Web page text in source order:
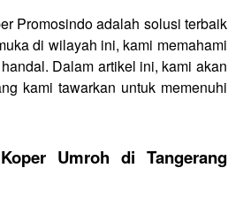
Promosindo adalah solusi terbaik
di wilayah ini, kami memahami
Dalam artikel ini, kami akan
kami tawarkan untuk memenuhi
Umroh di Tangerang